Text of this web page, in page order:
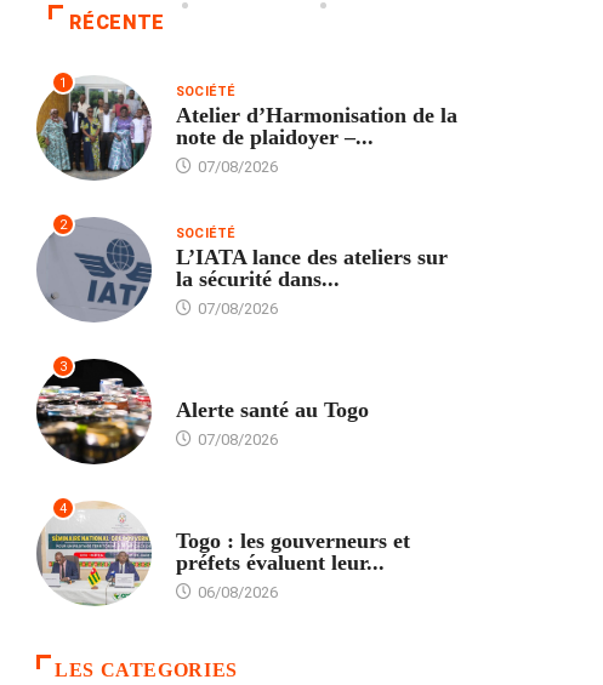
RÉCENTE
1 SOCIÉTÉ
Atelier d’Harmonisation de la
note de plaidoyer –...
07/08/2026
2 SOCIÉTÉ
L’IATA lance des ateliers sur
la sécurité dans...
07/08/2026
3
Alerte santé au Togo
07/08/2026
4
Togo : les gouverneurs et
préfets évaluent leur...
06/08/2026
LES CATEGORIES